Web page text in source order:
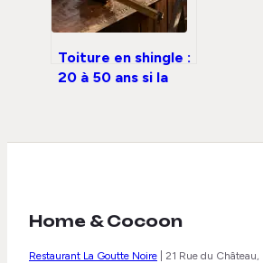
Toiture en shingle :
20 à 50 ans si la
Home & Cocoon
Restaurant La Goutte Noire
21 Rue du